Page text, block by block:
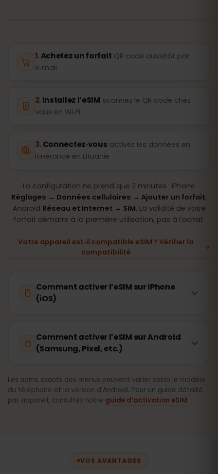
Achetez un forfait QR code aussitôt par
e‑mail
Installez l’eSIM scannez le QR code chez
vous en Wi‑Fi
Connectez‑vous activez les données en
itinérance en Lituanie
La configuration ne prend que 2 minutes : iPhone
Réglages → Données cellulaires → Ajouter un forfait,
Android Réseau et Internet → SIM. La validité de votre
forfait démarre à la première utilisation, pas à l’achat.
Votre appareil est‑il compatible eSIM ? Vérifier la
compatibilité
Comment activer l’eSIM sur iPhone
(iOS)
Comment activer l’eSIM sur Android
(Samsung, Pixel, etc.)
Les noms exacts des menus peuvent varier selon le modèle
du téléphone et la version d’Android. Pour un guide détaillé
par appareil, consultez notre guide d’activation eSIM.
VOS AVANTAGES